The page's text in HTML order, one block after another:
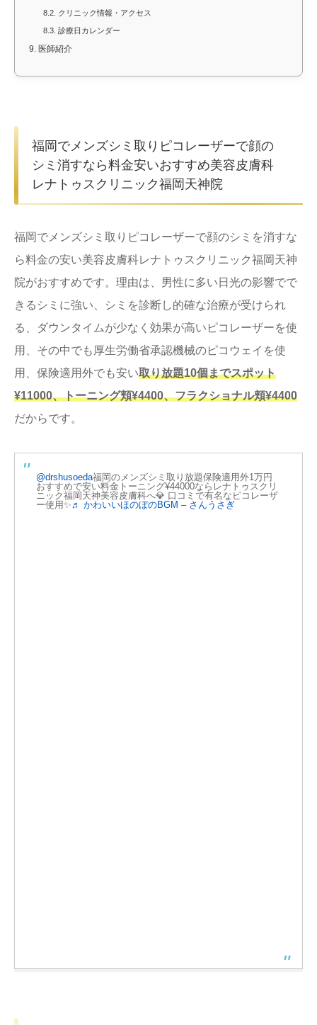
8.2. クリニック情報・アクセス
8.3. 診療日カレンダー
9. 医師紹介
福岡でメンズシミ取りピコレーザーで顔の
シミ消すなら料金安いおすすめ美容皮膚科
レナトゥスクリニック福岡天神院
福岡でメンズシミ取りピコレーザーで顔のシミを消すな
ら料金の安い美容皮膚科レナトゥスクリニック福岡天神
院がおすすめです。理由は、男性に多い日光の影響でで
きるシミに強い、シミを診断し的確な治療が受けられ
る、ダウンタイムが少なく効果が高いピコレーザーを使
用、その中でも厚生労働省承認機械のピコウェイを使
用、保険適用外でも安い取り放題10個までスポット
¥11000、トーニング頬¥4400、フラクショナル頬¥4400
だからです。
@drshusoeda福岡のメンズシミ取り放題保険適用外1万円
おすすめで安い料金トーニング¥44000ならレナトゥスクリ
ニック福岡天神美容皮膚科へ💎 口コミで有名なピコレーザ
ー使用✨ ♬ かわいいほのぼのBGM – さんうさぎ